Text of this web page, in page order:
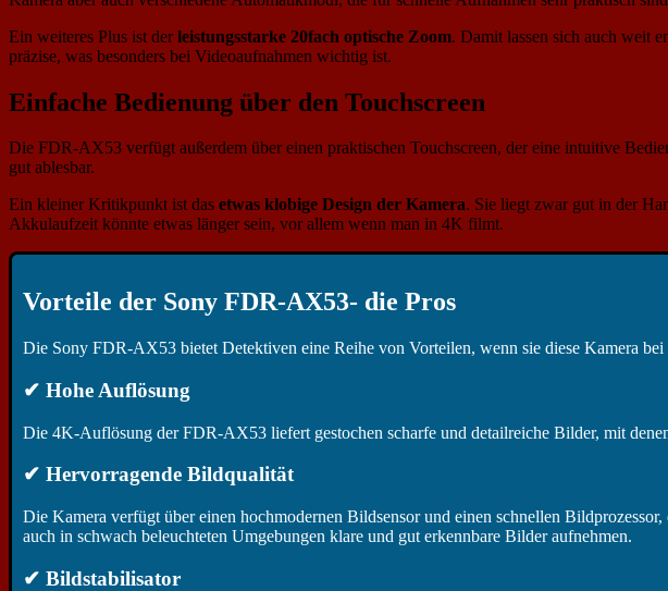
Ein weiteres Plus ist der leistungsstarke 20fach optische Zoom. Damit lassen sich auch weit
präzise, was besonders bei Videoaufnahmen wichtig ist.
Einfache Bedienung über den Touchscreen
Die FDR-AX53 verfügt außerdem über einen praktischen Touchscreen, der eine intuitive
gut ablesbar.
Ein kleiner Kritikpunkt ist das etwas klobige Design der Kamera. Sie liegt zwar gut in der
Akkulaufzeit könnte etwas länger sein, vor allem wenn man in 4K filmt.
Vorteile der Sony FDR-AX53- die Pros
Die Sony FDR-AX53 bietet Detektiven eine Reihe von Vorteilen, wenn sie diese Kamera bei
✔ Hohe Auflösung
Die 4K-Auflösung der FDR-AX53 liefert gestochen scharfe und detailreiche Bilder, mit
✔ Hervorragende Bildqualität
Die Kamera verfügt über einen hochmodernen Bildsensor und einen schnellen
auch in schwach beleuchteten Umgebungen klare und gut erkennbare Bilder aufnehmen.
✔ Bildstabilisator